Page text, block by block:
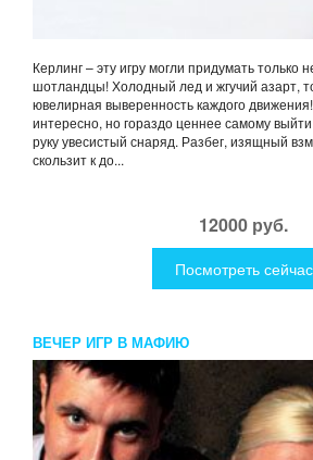
Керлинг – эту игру могли придумать только
шотландцы! Холодный лед и жгучий азарт,
ювелирная выверенность каждого
интересно, но гораздо ценнее самому
руку увесистый снаряд. Разбег, изящный
скользит к до...
12000 руб.
Посмотреть сейчас
ВЕЧЕР ИГР В МАФИЮ